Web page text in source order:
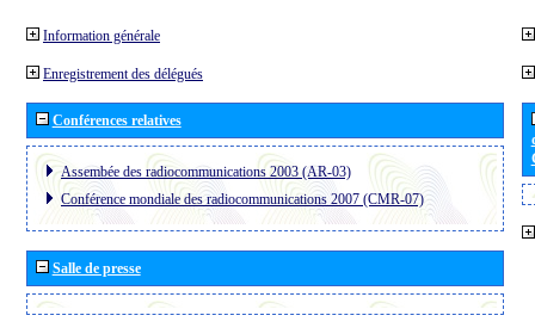
Information générale
Enregistrement des délégués
Conférences relatives
Assembée des radiocommunications 2003 (AR-03)
Conférence mondiale des radiocommunications 2007 (CMR-07)
Salle de presse